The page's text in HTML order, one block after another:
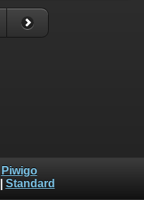
Piwigo
Standard